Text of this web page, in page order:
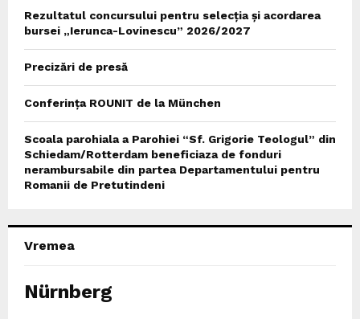
Rezultatul concursului pentru selecția și acordarea
bursei „Ierunca-Lovinescu” 2026/2027
Precizări de presă
Conferința ROUNIT de la München
Scoala parohiala a Parohiei “Sf. Grigorie Teologul” din
Schiedam/Rotterdam beneficiaza de fonduri
nerambursabile din partea Departamentului pentru
Romanii de Pretutindeni
Vremea
Nürnberg